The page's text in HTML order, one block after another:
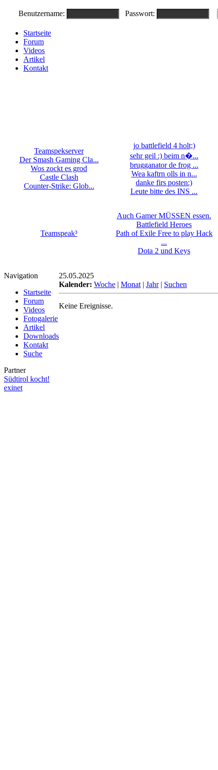
Benutzername: Passwort:
Startseite
Forum
Videos
Artikel
Kontakt
Teamspekserver
Der Smash Gaming Cla...
Wos zockt es grod
Castle Clash
Counter-Strike: Glob...
jo battlefield 4 holt;)
sehr geil :) beim n�...
brugganator de frog ...
Wea kaftrn olls in n...
danke firs posten:)
Leute bitte des INS ...
Teamspeak³
Auch Gamer MÜSSEN essen.
Battlefield Heroes
Path of Exile Free to play Hack
...
Dota 2 und Keys
Navigation
Startseite
Forum
Videos
Fotogalerie
Artikel
Downloads
Kontakt
Suche
Partner
Südtirol kocht!
exinet
25.05.2025
Kalender: Woche | Monat | Jahr| Suchen
Keine Ereignisse.